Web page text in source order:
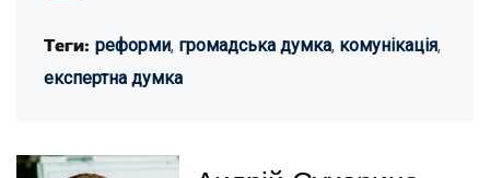
Теги: реформи, громадська думка, комунікація,
експертна думка